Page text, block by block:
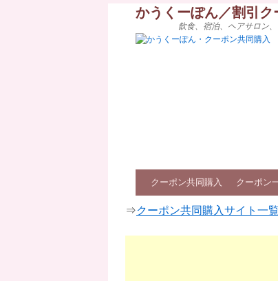
かうくーぽん／割引
飲食、宿泊、ヘアサロン
クーポン共同購入 クーポン
⇒クーポン共同購入サイト一